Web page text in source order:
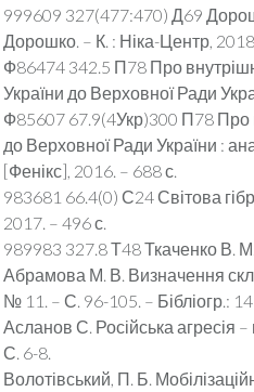
999609 327(477:470) Д69
Дорошко. – К. : Ніка-Центр,
Ф86474 342.5 П78 Про
України до Верховної Ради
Ф85607 67.9(4Укр)300 П78 Про
до Верховної Ради України :
[Фенікс], 2016. – 688 с.
983681 66.4(0) С24 Світова
2017. – 496 с.
989983 327.8 Т48 Ткаченко В.
Абрамова М. В. Визначення
№ 11. – С. 96-105. – Бібліогр.:
Асланов С. Російська агресія
С. 6-8.
Волотівський, П. Б.